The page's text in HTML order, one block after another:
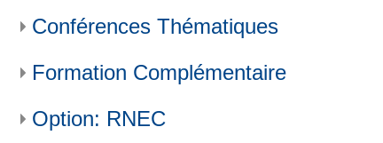
Conférences Thématiques
Formation Complémentaire
Option: RNEC